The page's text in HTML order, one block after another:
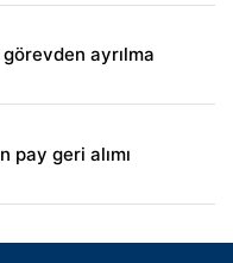
ayrılma
pay geri alımı